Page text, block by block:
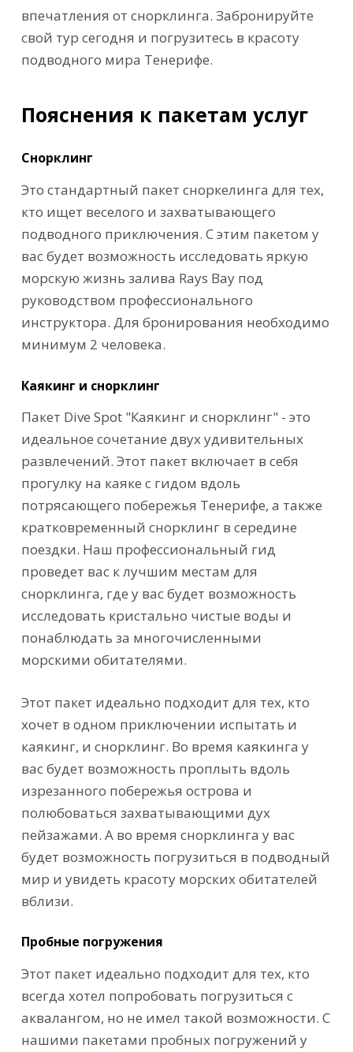
впечатления от снорклинга. Забронируйте
свой тур сегодня и погрузитесь в красоту
подводного мира Тенерифе.
Пояснения к пакетам услуг
Снорклинг
Это стандартный пакет сноркелинга для тех,
кто ищет веселого и захватывающего
подводного приключения. С этим пакетом у
вас будет возможность исследовать яркую
морскую жизнь залива Rays Bay под
руководством профессионального
инструктора. Для бронирования необходимо
минимум 2 человека.
Каякинг и снорклинг
Пакет Dive Spot "Каякинг и снорклинг" - это
идеальное сочетание двух удивительных
развлечений. Этот пакет включает в себя
прогулку на каяке с гидом вдоль
потрясающего побережья Тенерифе, а также
кратковременный снорклинг в середине
поездки. Наш профессиональный гид
проведет вас к лучшим местам для
снорклинга, где у вас будет возможность
исследовать кристально чистые воды и
понаблюдать за многочисленными
морскими обитателями.
Этот пакет идеально подходит для тех, кто
хочет в одном приключении испытать и
каякинг, и снорклинг. Во время каякинга у
вас будет возможность проплыть вдоль
изрезанного побережья острова и
полюбоваться захватывающими дух
пейзажами. А во время снорклинга у вас
будет возможность погрузиться в подводный
мир и увидеть красоту морских обитателей
вблизи.
Пробные погружения
Этот пакет идеально подходит для тех, кто
всегда хотел попробовать погрузиться с
аквалангом, но не имел такой возможности. С
нашими пакетами пробных погружений у